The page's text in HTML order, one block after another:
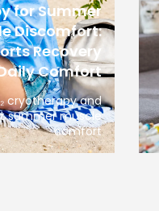
for Summer
Discomfort:
Recovery
Comfort
cryotherapy and
summer muscle
comfort